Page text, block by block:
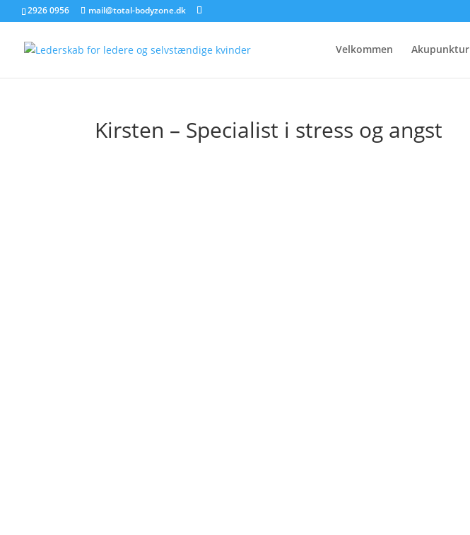
2926 0956 mail@total-bodyzone.dk
Velkommen Akupunktur
Kirsten – Specialist i stress og angst